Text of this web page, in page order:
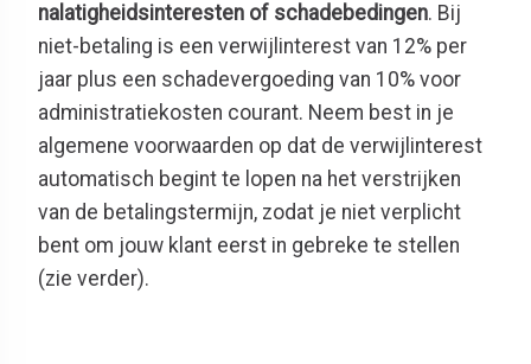
nalatigheidsinteresten of schadebedingen. Bij
niet-betaling is een verwijlinterest van 12% per
jaar plus een schadevergoeding van 10% voor
administratiekosten courant. Neem best in je
algemene voorwaarden op dat de verwijlinterest
automatisch begint te lopen na het verstrijken
van de betalingstermijn, zodat je niet verplicht
bent om jouw klant eerst in gebreke te stellen
(zie verder).